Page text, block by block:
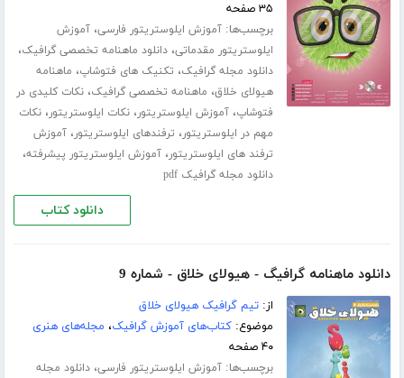
۳۵ صفحه
برچسب‌ها:آموزش ایلوستریتور فارسی،آموزش
ایلوستریتور مقدماتی،دانلود ماهنامه تخصصی گرافیک،
دانلود مجله گرافیک، تکنیک های فتوشاپ، ماهنامه
هیولای خلاق، ماهنامه تخصصی گرافیک،نکات کلیدی در
فتوشاپ،آموزش ایلوستریتور،نکات ایلوستریتور،نکات
مهم در ایلوستریتور، ترفندهای ایلوستریتور،آموزش
ترفند های ایلوستریتور،آموزش ایلوستریتور پیشرفته،
دانلود مجله گرافیک pdf
دانلود کتاب
دانلود ماهنامه گرافیگ - هیولای خلاق - شماره 9
از:تیم گرافیک هیولای خلاق
موضوع:کتاب‌های آموزش گرافیک، مجله‌های هنری
۴۰ صفحه
برچسب‌ها:آموزش ایلوستریتور فارسی،دانلود مجله